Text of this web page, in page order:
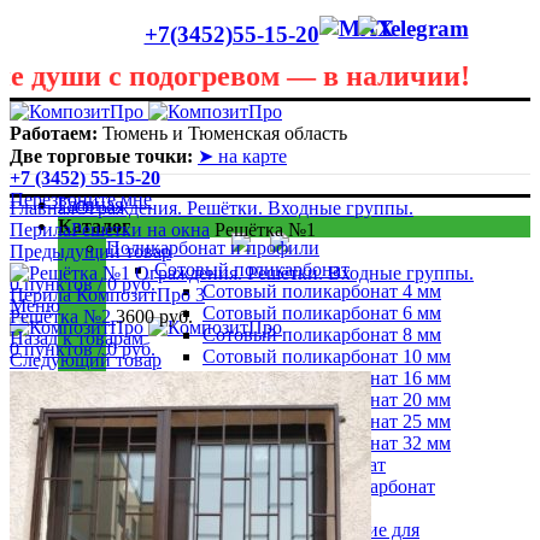
+7(3452)55-15-20
с подогревом — в наличии!
Лето сегодня только в теплице! В любую погоду она
пригодится! Скидки до 40 процентов! Звоните в любую
погоду 55 - 15 - 20
Работаем: Тюмень и Тюменская область
Две торговые точки: ➤ на карте
+7 (3452) 55-15-20
Перезвоните мне
0пунктов / 0руб.
Меню
0пунктов / 0руб.
Главная
Каталог
Поликарбонат и профили
Сотовый поликарбонат
Сотовый поликарбонат 4 мм
Сотовый поликарбонат 6 мм
Сотовый поликарбонат 8 мм
Сотовый поликарбонат 10 мм
Сотовый поликарбонат 16 мм
Сотовый поликарбонат 20 мм
Сотовый поликарбонат 25 мм
Сотовый поликарбонат 32 мм
Монолитный поликарбонат
Профилированный поликарбонат
ПЭТ листовой
Профили и комплектующие для
ГлавнаяОграждения. Решётки. Входные группы.
ПерилаРешетки на окна Решётка №1
Предыдущий товар
Решётка №23600руб.
Назад к товарам
Следующий товар